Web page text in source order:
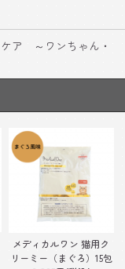
ア ～ワンちゃん・
メディカルワン 猫用ク
リーミー（まぐろ）15包